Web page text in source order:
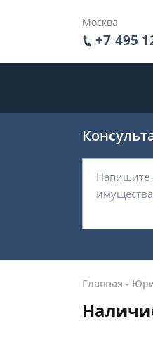
Москва
+7 495
Главная -